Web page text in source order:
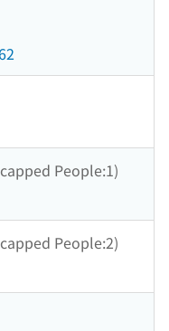
People:1)
People:2)